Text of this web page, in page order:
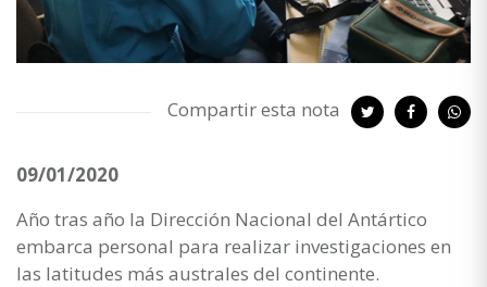
Compartir esta nota
09/01/2020
Año tras año la Dirección Nacional del Antártico
embarca personal para realizar investigaciones en
las latitudes más australes del continente.